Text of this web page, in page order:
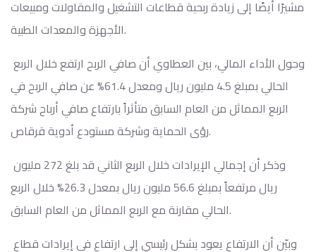
مشيرًا أيضًا إلى زيادة ربحية قطاعات التشغيل والمقاولات ومبيعات
الأجهزة والمعدات الطبية.
الحالي بمبلغ 4.5 مليون ريال ومعدل 61.4% عن صافي الربح في
الربع المماثل من العام السابق متأثراً بارتفاع صافي أرباح شركة
رؤى الحماية وشركة مستودع أدوية قرقاص.
ريال مرتفعاً بمبلغ 56.6 مليون ريال بمعدل 26.3% خلال الربع
الحالي مقارنة مع الربع المماثل من العام السابق.